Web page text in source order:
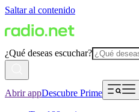
Saltar al contenido
¿Qué deseas escuchar?
Abrir appDescubre Prime